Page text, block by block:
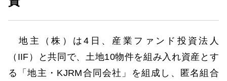
地主（株）は4日、産業ファンド投資法人
（IIF）と共同で、土地10物件を組み入れ資産とす
る「地主・KJRM合同会社」を組成し、匿名組合